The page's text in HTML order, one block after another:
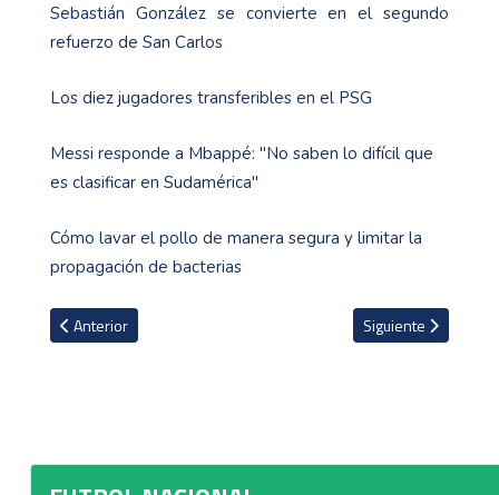
Sebastián González se convierte en el segundo
refuerzo de San Carlos
Los diez jugadores transferibles en el PSG
Messi responde a Mbappé: "No saben lo difícil que
es clasificar en Sudamérica"
Cómo lavar el pollo de manera segura y limitar la
propagación de bacterias
Artículo anterior: Liga Femenina vivirá emocionante cierre de
Anterior Artículo siguiente:
Siguiente